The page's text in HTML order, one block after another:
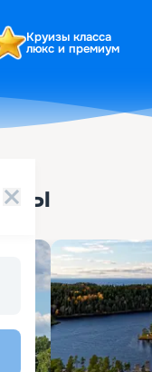
Круизы класса
люкс и премиум